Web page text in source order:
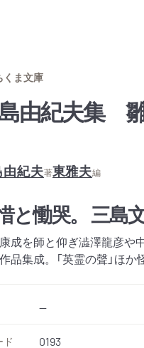
くま文庫
由紀夫集
紀夫著東雅夫編
と慟哭。 三島
成を師と仰ぎ澁澤龍彦や
品集成。「英霊の聲」ほ
--
ド 0193